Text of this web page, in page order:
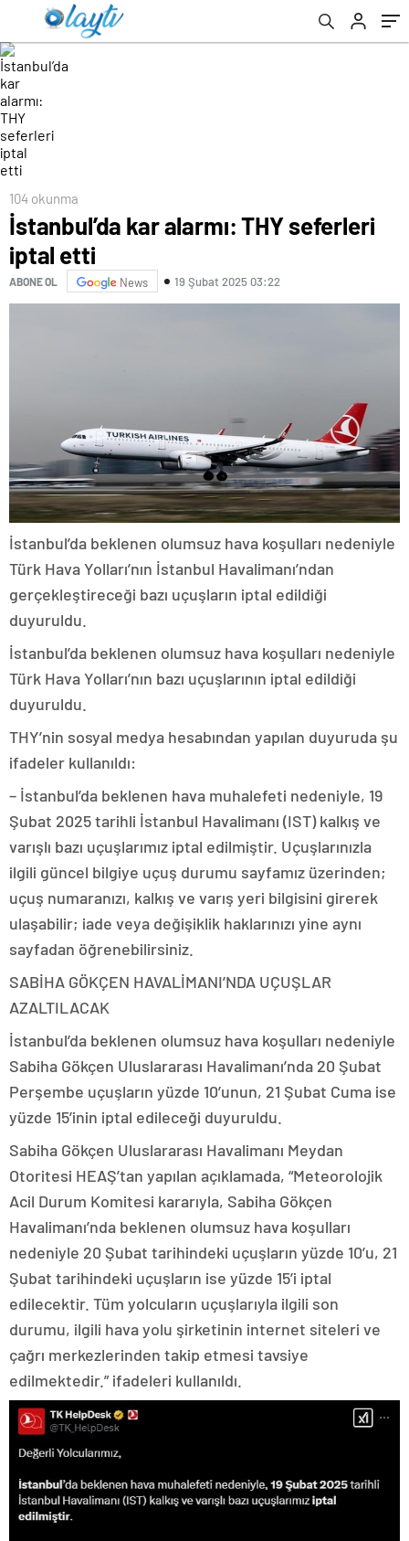
104 okunma
İstanbul’da kar alarmı: THY seferleri
iptal etti
ABONE OL News 19 Şubat 2025 03:22
İstanbul’da beklenen olumsuz hava koşulları nedeniyle
Türk Hava Yolları’nın İstanbul Havalimanı’ndan
gerçekleştireceği bazı uçuşların iptal edildiği
duyuruldu.
İstanbul’da beklenen olumsuz hava koşulları nedeniyle
Türk Hava Yolları’nın bazı uçuşlarının iptal edildiği
duyuruldu.
THY’nin sosyal medya hesabından yapılan duyuruda şu
ifadeler kullanıldı:
– İstanbul’da beklenen hava muhalefeti nedeniyle, 19
Şubat 2025 tarihli İstanbul Havalimanı (IST) kalkış ve
varışlı bazı uçuşlarımız iptal edilmiştir. Uçuşlarınızla
ilgili güncel bilgiye uçuş durumu sayfamız üzerinden;
uçuş numaranızı, kalkış ve varış yeri bilgisini girerek
ulaşabilir; iade veya değişiklik haklarınızı yine aynı
sayfadan öğrenebilirsiniz.
SABİHA GÖKÇEN HAVALİMANI’NDA UÇUŞLAR
AZALTILACAK
İstanbul’da beklenen olumsuz hava koşulları nedeniyle
Sabiha Gökçen Uluslararası Havalimanı’nda 20 Şubat
Perşembe uçuşların yüzde 10’unun, 21 Şubat Cuma ise
yüzde 15’inin iptal edileceği duyuruldu.
Sabiha Gökçen Uluslararası Havalimanı Meydan
Otoritesi HEAŞ’tan yapılan açıklamada, “Meteorolojik
Acil Durum Komitesi kararıyla, Sabiha Gökçen
Havalimanı’nda beklenen olumsuz hava koşulları
nedeniyle 20 Şubat tarihindeki uçuşların yüzde 10’u, 21
Şubat tarihindeki uçuşların ise yüzde 15’i iptal
edilecektir. Tüm yolcuların uçuşlarıyla ilgili son
durumu, ilgili hava yolu şirketinin internet siteleri ve
çağrı merkezlerinden takip etmesi tavsiye
edilmektedir.” ifadeleri kullanıldı.